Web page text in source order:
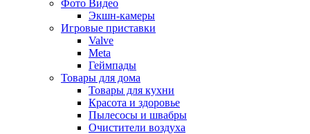
Фото Видео
Экшн-камеры
Игровые приставки
Valve
Meta
Геймпады
Товары для дома
Товары для кухни
Красота и здоровье
Пылесосы и швабры
Очистители воздуха